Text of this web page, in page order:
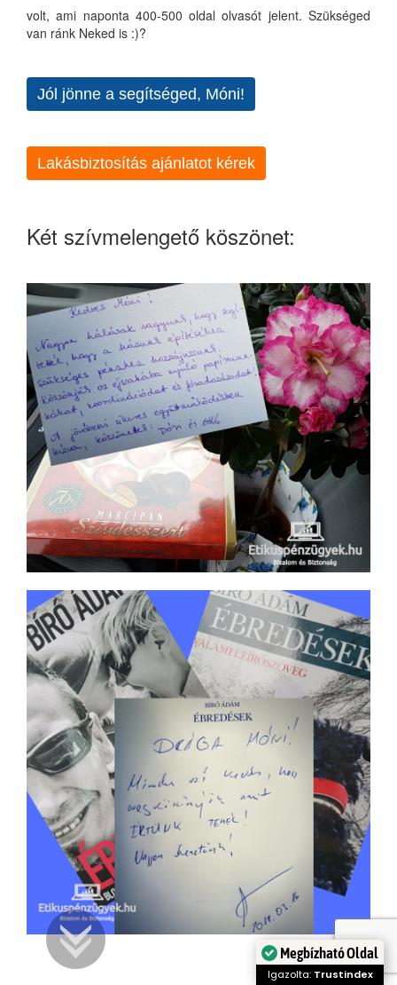
volt, ami naponta 400-500 oldal olvasót jelent. Szükséged
van ránk Neked is :)?
Jól jönne a segítséged, Móni!
Lakásbiztosítás ajánlatot kérek
Két szívmelengető köszönet:
Megbízható Oldal
Igazolta: Trustindex